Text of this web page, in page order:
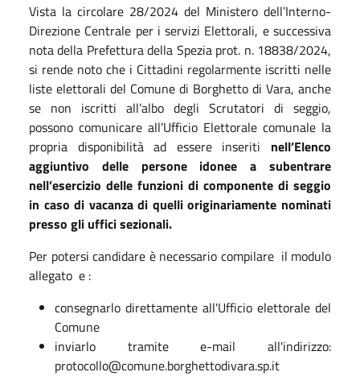
Vista la circolare 28/2024 del Ministero dell’Interno-
Direzione Centrale per i servizi Elettorali, e successiva
nota della Prefettura della Spezia prot. n. 18838/2024,
si rende noto che i Cittadini regolarmente iscritti nelle
liste elettorali del Comune di Borghetto di Vara, anche
se non iscritti all’albo degli Scrutatori di seggio,
possono comunicare all’Ufficio Elettorale comunale la
propria disponibilità ad essere inseriti nell’Elenco
aggiuntivo delle persone idonee a
subentrare
nell’esercizio delle funzioni di componente di seggio
in caso di vacanza di quelli originariamente nominati
presso gli uffici sezionali.
Per potersi candidare è necessario compilare il modulo
allegato e :
consegnarlo direttamente all'Ufficio elettorale del
Comune
inviarlo tramite e-mail all'indirizzo:
protocollo@comune.borghettodivara.sp.it